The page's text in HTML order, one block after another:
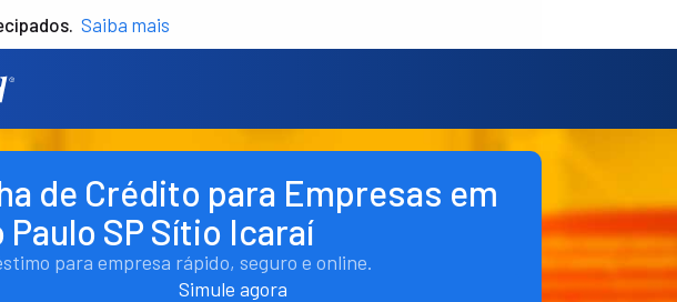
Saiba mais
de Crédito para Empresas em
Paulo SP Sítio Icaraí
para empresa rápido, seguro e online.
Simule agora